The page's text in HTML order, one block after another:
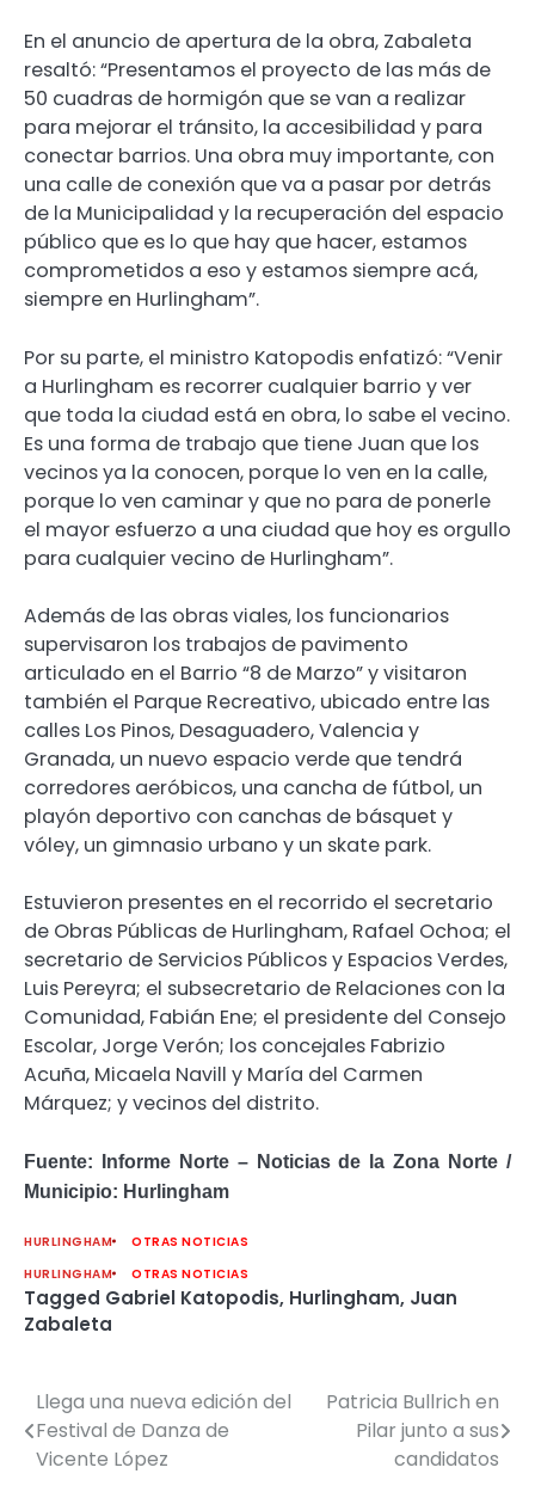
En el anuncio de apertura de la obra, Zabaleta
resaltó: “Presentamos el proyecto de las más de
50 cuadras de hormigón que se van a realizar
para mejorar el tránsito, la accesibilidad y para
conectar barrios. Una obra muy importante, con
una calle de conexión que va a pasar por detrás
de la Municipalidad y la recuperación del espacio
público que es lo que hay que hacer, estamos
comprometidos a eso y estamos siempre acá,
siempre en Hurlingham”.
Por su parte, el ministro Katopodis enfatizó: “Venir
a Hurlingham es recorrer cualquier barrio y ver
que toda la ciudad está en obra, lo sabe el vecino.
Es una forma de trabajo que tiene Juan que los
vecinos ya la conocen, porque lo ven en la calle,
porque lo ven caminar y que no para de ponerle
el mayor esfuerzo a una ciudad que hoy es orgullo
para cualquier vecino de Hurlingham”.
Además de las obras viales, los funcionarios
supervisaron los trabajos de pavimento
articulado en el Barrio “8 de Marzo” y visitaron
también el Parque Recreativo, ubicado entre las
calles Los Pinos, Desaguadero, Valencia y
Granada, un nuevo espacio verde que tendrá
corredores aeróbicos, una cancha de fútbol, un
playón deportivo con canchas de básquet y
vóley, un gimnasio urbano y un skate park.
Estuvieron presentes en el recorrido el secretario
de Obras Públicas de Hurlingham, Rafael Ochoa; el
secretario de Servicios Públicos y Espacios Verdes,
Luis Pereyra; el subsecretario de Relaciones con la
Comunidad, Fabián Ene; el presidente del Consejo
Escolar, Jorge Verón; los concejales Fabrizio
Acuña, Micaela Navill y María del Carmen
Márquez; y vecinos del distrito.
Fuente: Informe Norte – Noticias de la Zona Norte /
Municipio: Hurlingham
HURLINGHAM
OTRAS NOTICIAS
HURLINGHAM
OTRAS NOTICIAS
Tagged Gabriel Katopodis, Hurlingham, Juan
Zabaleta
Navegación
de
Llega una nueva edición del
Festival de Danza de
Vicente López
Patricia Bullrich en
Pilar junto a sus
candidatos